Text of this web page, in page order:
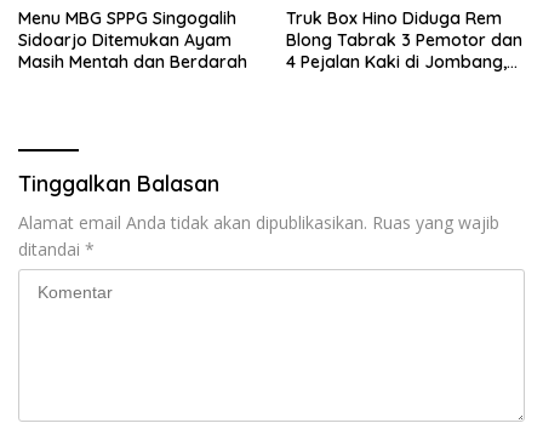
Menu MBG SPPG Singogalih
Sidoarjo Ditemukan Ayam
Masih Mentah dan Berdarah
Truk Box Hino Diduga Rem
Blong Tabrak 3 Pemotor dan
4 Pejalan Kaki di Jombang,
Tinggalkan Balasan
Alamat email Anda tidak akan dipublikasikan. Ruas yang wajib
ditandai *